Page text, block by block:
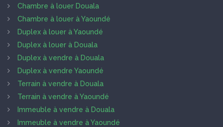
Chambre à louer Douala
Chambre à louer à Yaoundé
Duplex à louer à Yaoundé
Duplex à louer à Douala
Duplex à vendre à Douala
Duplex à vendre Yaoundé
Terrain à vendre à Douala
Terrain à vendre à Yaoundé
Immeuble à vendre à Douala
Immeuble à vendre à Yaoundé